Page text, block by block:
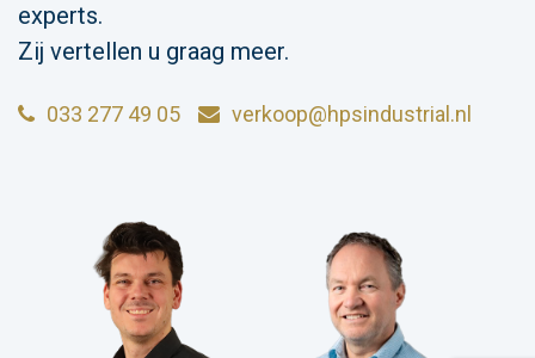
experts.
Zij vertellen u graag meer.
033 277 49 05 verkoop@hpsindustrial.nl